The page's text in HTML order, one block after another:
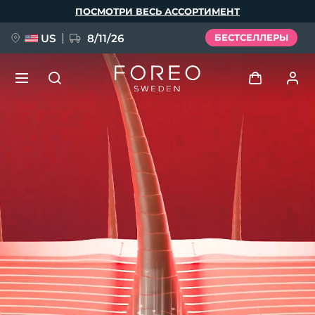
ПОСМОТРИ ВЕСЬ АССОРТИМЕНТ
US 8/11/26 БЕСТСЕЛЛЕРЫ
Профиль пользователя
Мои приборы
Мои заказы
Мои адреса
Мои подписки
FAQ™ Pure Beauty-Tech Elixir
BREAKING NEWS
issa™ Teeth Whitening Set
Deutsch
Español
Italiano
Português
Polski
Svenska
Русский
Türkçe
简体中文 繁體中文